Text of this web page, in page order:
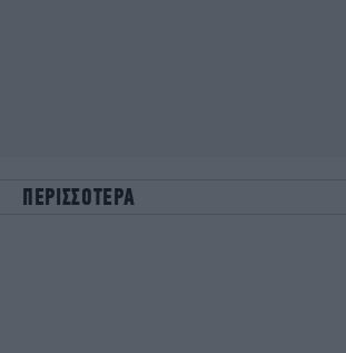
ΠΕΡΙΣΣΟΤΕΡΑ